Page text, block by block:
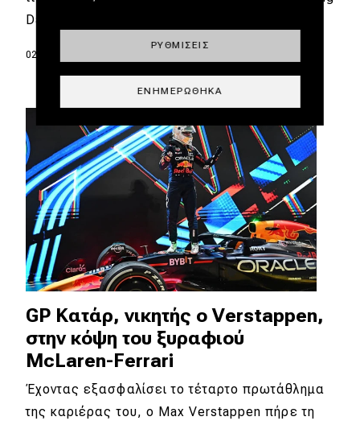
Dark…
02.02.2025
GP Κατάρ, νικητής ο Verstappen,
στην κόψη του ξυραφιού
McLaren-Ferrari
Έχοντας εξασφαλίσει το τέταρτο πρωτάθλημα
της καριέρας του, ο Max Verstappen πήρε τη
ΡΥΘΜΊΣΕΙΣ
ΕΝΗΜΕΡΏΘΗΚΑ